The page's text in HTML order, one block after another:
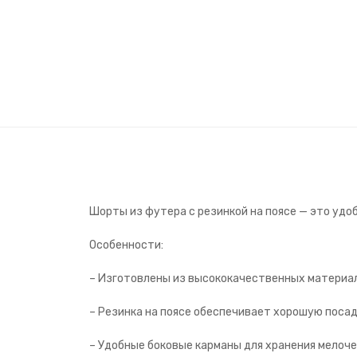
Шорты из футера с резинкой на поясе — это
Особенности:
– Изготовлены из высококачественных
– Резинка на поясе обеспечивает хорошую
– Удобные боковые карманы для хранения